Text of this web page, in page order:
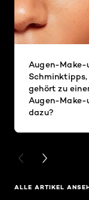
Augen-
gehört zu
Augen-Make-
dazu?
PREVIOUS CARD
NEXT CARD
ALLE ARTIKEL